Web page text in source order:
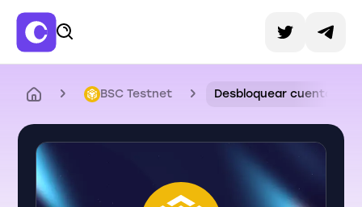
BSC Testnet Desbloquear cuenta